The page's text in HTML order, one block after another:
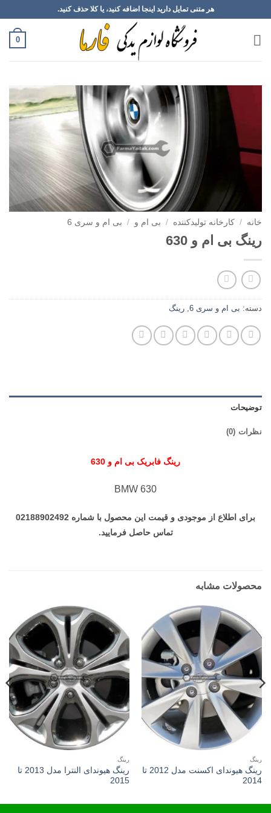
to
content
هر متنی تمایل دارید اینجا اضافه کنید، یا کلا حذف کنید.
0
خانه / کارخانه تولیدکننده / بی ام و / بی ام و سری 6
رینگ بی ام و 630
دسته: بی ام و سری 6 , رینگ
توضیحات
نظرات (0)
رینگ فابریک بی ام و 630
BMW 630
برای اطلاع از موجودی و قیمت این محصول با شماره 02188902492
تماس حاصل فرمایید.
محصولات مشابه
رینگ
رینگ هیوندای اکسنت مدل 2012 تا
2014
رینگ
رینگ هیوندای النترا مدل 2013 تا
2015